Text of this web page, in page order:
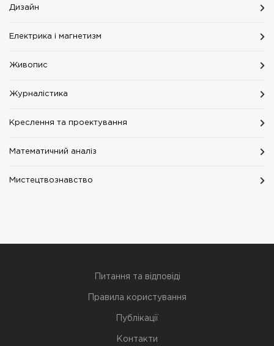
Дизайн
Електрика і магнетизм
Живопис
Журналістика
Креслення та проектування
Математичний аналіз
Мистецтвознавство
Питання та відповіді
Правила користування
Публікації
Контакти